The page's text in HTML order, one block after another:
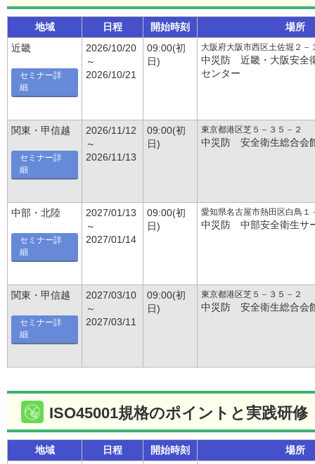
地域 日程 開始時刻
場所
近畿
セミナー詳
細
2026/10/20
～
2026/10/21
09:00(初
日)
大阪府大阪市西区土佐堀２－
中災防 近畿・大阪安全
センター
関東・甲信越
セミナー詳
細
2026/11/12
～
2026/11/13
09:00(初
日)
東京都港区芝５－３５－２
中災防 安全衛生総合会
中部・北陸
セミナー詳
細
2027/01/13
～
2027/01/14
09:00(初
日)
愛知県名古屋市熱田区白鳥１
中災防 中部安全衛生サ
関東・甲信越
セミナー詳
細
2027/03/10
～
2027/03/11
09:00(初
日)
東京都港区芝５－３５－２
中災防 安全衛生総合会
ISO45001規格のポイントと実践研修
地域 日程 開始時刻
場所